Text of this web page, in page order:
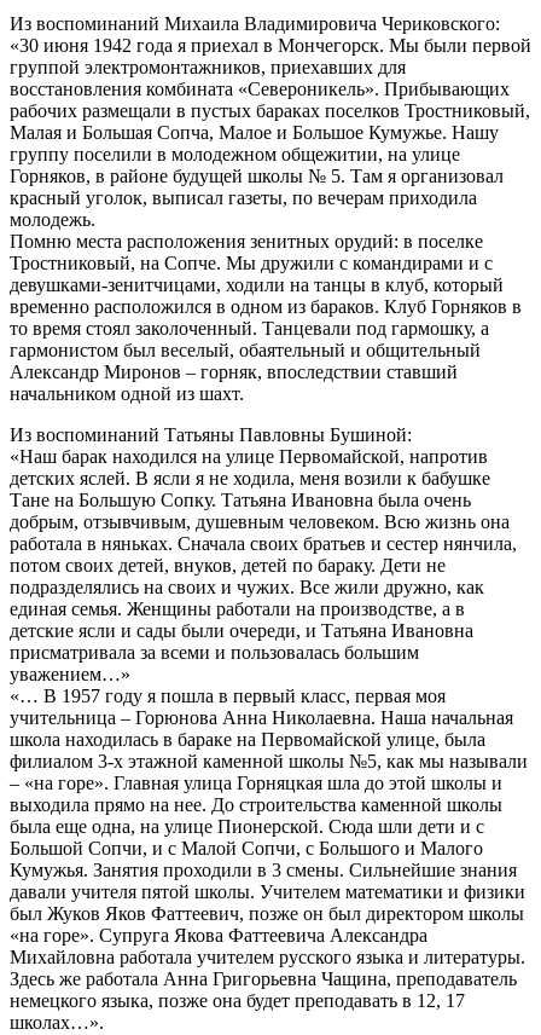
Из воспоминаний Михаила Владимировича Чериковского:
«30 июня 1942 года я приехал в Мончегорск. Мы были первой
группой электромонтажников, приехавших для
восстановления комбината «Североникель». Прибывающих
рабочих размещали в пустых бараках поселков Тростниковый,
Малая и Большая Сопча, Малое и Большое Кумужье. Нашу
группу поселили в молодежном общежитии, на улице
Горняков, в районе будущей школы № 5. Там я организовал
красный уголок, выписал газеты, по вечерам приходила
молодежь.
Помню места расположения зенитных орудий: в поселке
Тростниковый, на Сопче. Мы дружили с командирами и с
девушками-зенитчицами, ходили на танцы в клуб, который
временно расположился в одном из бараков. Клуб Горняков в
то время стоял заколоченный. Танцевали под гармошку, а
гармонистом был веселый, обаятельный и общительный
Александр Миронов – горняк, впоследствии ставший
начальником одной из шахт.
Из воспоминаний Татьяны Павловны Бушиной:
«Наш барак находился на улице Первомайской, напротив
детских яслей. В ясли я не ходила, меня возили к бабушке
Тане на Большую Сопку. Татьяна Ивановна была очень
добрым, отзывчивым, душевным человеком. Всю жизнь она
работала в няньках. Сначала своих братьев и сестер нянчила,
потом своих детей, внуков, детей по бараку. Дети не
подразделялись на своих и чужих. Все жили дружно, как
единая семья. Женщины работали на производстве, а в
детские ясли и сады были очереди, и Татьяна Ивановна
присматривала за всеми и пользовалась большим
уважением…»
«… В 1957 году я пошла в первый класс, первая моя
учительница – Горюнова Анна Николаевна. Наша начальная
школа находилась в бараке на Первомайской улице, была
филиалом 3-х этажной каменной школы №5, как мы называли
– «на горе». Главная улица Горняцкая шла до этой школы и
выходила прямо на нее. До строительства каменной школы
была еще одна, на улице Пионерской. Сюда шли дети и с
Большой Сопчи, и с Малой Сопчи, с Большого и Малого
Кумужья. Занятия проходили в 3 смены. Сильнейшие знания
давали учителя пятой школы. Учителем математики и физики
был Жуков Яков Фаттеевич, позже он был директором школы
«на горе». Супруга Якова Фаттеевича Александра
Михайловна работала учителем русского языка и литературы.
Здесь же работала Анна Григорьевна Чащина, преподаватель
немецкого языка, позже она будет преподавать в 12, 17
школах…».